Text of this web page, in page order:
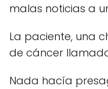
malas noticias a
La paciente, una
de cáncer
Nada hacía